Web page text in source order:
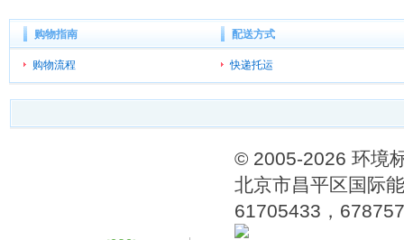
购物指南
购物流程
配送方式
快递托运
© 2005-2026 环境
北京市昌平区国际
61705433，